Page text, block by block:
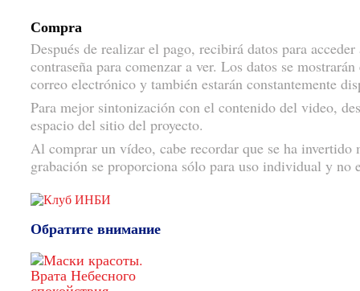
Compra
Después de realizar el pago, recibirá datos para
contraseña para comenzar a ver. Los datos se
correo electrónico y también estarán constantemente
Para mejor sintonización con el contenido del video,
espacio del sitio del proyecto.
Al comprar un vídeo, cabe recordar que se ha
grabación se proporciona sólo para uso individual y no
Обратите внимание